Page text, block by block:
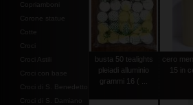
Copriamboni
Corone statue
Cotte
Croci
Croci Astili
Croci con base
Croci di S. Benedetto
Croci di S. Damiano
busta 50 tealights
pleiadi alluminio
grammi 16 ( ...
cero
15 in